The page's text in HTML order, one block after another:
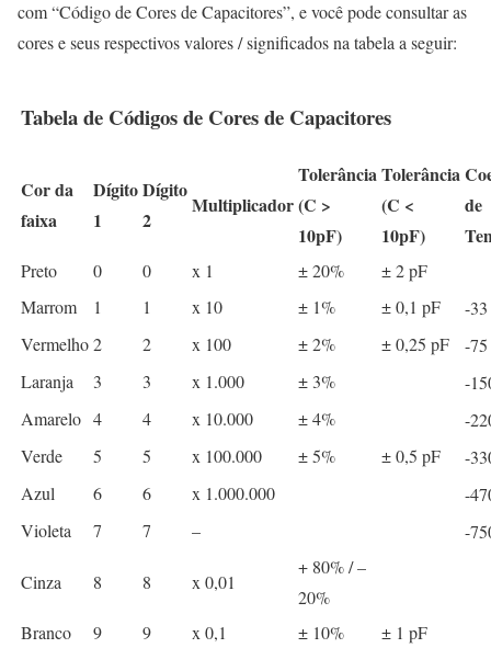
com “Código de Cores de Capacitores”, e você pode consultar as
cores e seus respectivos valores / significados na tabela a seguir:
Tabela de Códigos de Cores de Capacitores
Cor da
faixa
Dígito
1
Dígito
2
Multiplicador
Tolerância
(C >
10pF)
Tolerância
(C <
10pF)
de
Preto 0 0 x 1 ± 20%
± 2 pF
Marrom
1 1 x 10 ± 1% ± 0,1 pF
-
Vermelho2 2 x 100 ± 2% ± 0,25 pF
-
Laranja
3 3 x 1.000 ± 3%
-
Amarelo 4 4 x 10.000 ± 4%
-
Verde
5 5 x 100.000 ± 5% ± 0,5 pF
-
Azul
6 6 x 1.000.000
-
Violeta
7 7 – -
Cinza 8 8 x 0,01
+ 80% / –
20%
Branco
9 9 x 0,1 ± 10%
± 1 pF